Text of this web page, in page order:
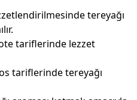
tereyağı
tariflerinde lezzet
tariflerinde tereyağı